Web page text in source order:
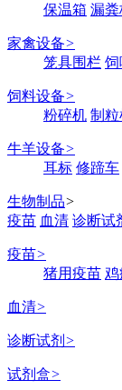
保温箱 漏粪
家禽设备>
笼具围栏 饲
饲料设备>
粉碎机 制粒
牛羊设备>
耳标 修蹄车
生物制品>
疫苗 血清 诊断试
疫苗>
猪用疫苗
血清>
诊断试剂 >
试剂盒>